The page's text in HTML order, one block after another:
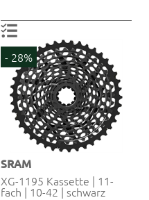
- 28%
SRAM
XG-1195 Kassette | 11-
fach | 10-42 | schwarz